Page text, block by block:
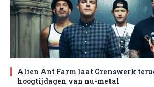
Alien Ant Farm laat Grenswerk
hoogtijdagen van nu-metal